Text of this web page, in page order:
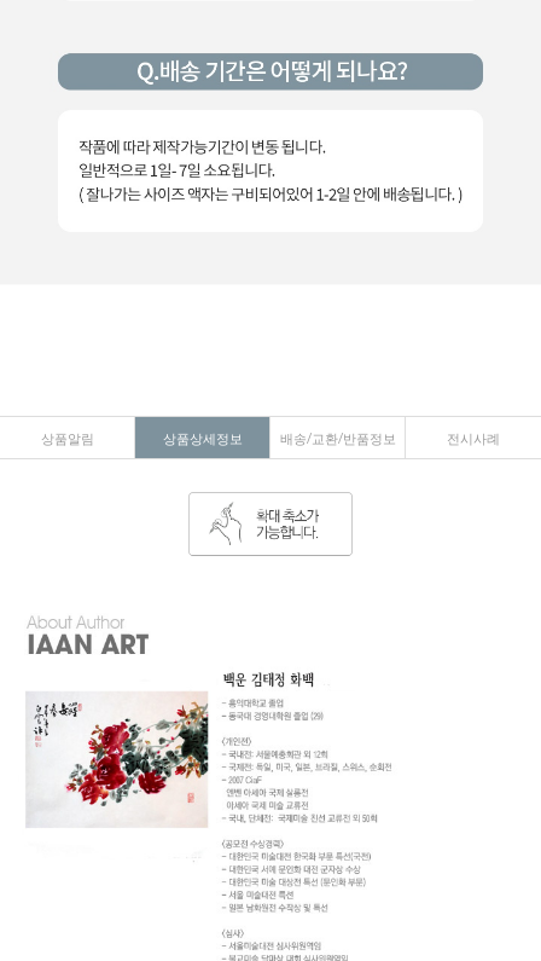
상품알림 상품상세정보 배송/교환/반품정보 전시사례